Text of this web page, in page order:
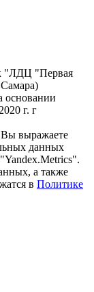
"ЛДЦ "Первая
основании
г. г
выражаете
данных
а также
в Политике